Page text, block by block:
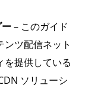
– このガイド
ツ配信ネット
を提供している
ソリューシ